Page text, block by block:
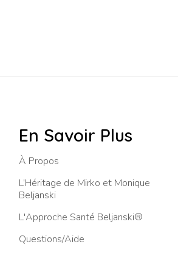
En Savoir Plus
À Propos
L’Héritage de Mirko et Monique
Beljanski
L'Approche Santé Beljanski®
Questions/Aide